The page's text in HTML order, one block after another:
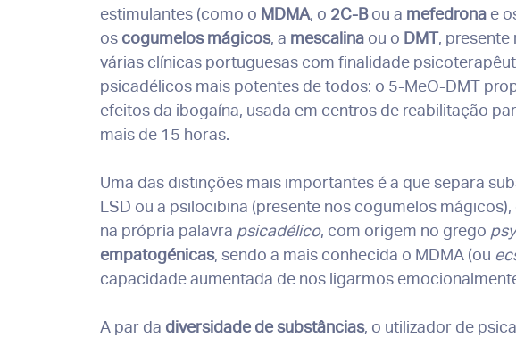
estimulantes (como o MDMA, o 2C-Bou a mefedrona e
os cogumelos mágicos, a mescalina ou o DMT, presente
várias clínicas portuguesas com finalidade
psicadélicos mais potentes de todos: o 5-MeO-DMT
efeitos da ibogaína, usada em centros de reabilitação
mais de 15 horas.
Uma das distinções mais importantes é a que separa
LSD ou a psilocibina (presente nos cogumelos
na própria palavra psicadélico, com origem no grego
empatogénicas, sendo a mais conhecida o MDMA (ou
capacidade aumentada de nos ligarmos
A par da diversidade de substâncias, o utilizador de